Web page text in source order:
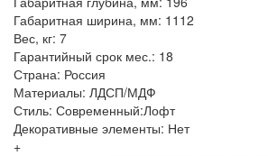
Габаритная ширина, мм: 1112
Вес, кг: 7
Гарантийный срок мес.: 18
Страна: Россия
Материалы: ЛДСП/МДФ
Стиль: Современный:Лофт
Декоративные элементы: Нет
+